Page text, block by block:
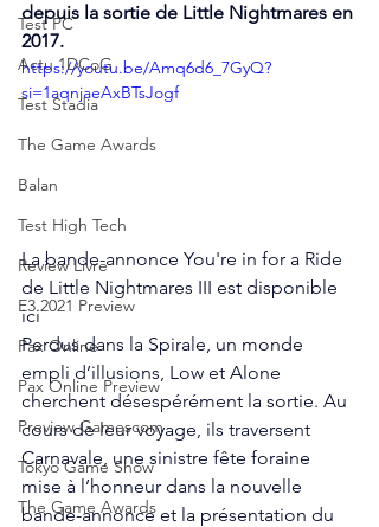
Test PC
Actu 1DCoG
Test Stadia
The Game Awards
Balan
Test High Tech
Review Livre
E3 2021 Preview
Pax Online
Pax Online Preview
Preview Gamescom
Tokyo Game Show
The Game Awards
depuis la sortie de Little Nightmares en
2017.
https://youtu.be/Amq6d6_7GyQ?
si=1aqnjaeAxBTsJogf
La bande-annonce You're in for a Ride
de Little Nightmares III est disponible
ici
Perdus dans la Spirale, un monde
empli d’illusions, Low et Alone
cherchent désespérément la sortie. Au
cours de leur voyage, ils traversent
Carnavale, une sinistre fête foraine
mise à l’honneur dans la nouvelle
bande-annonce et la présentation du